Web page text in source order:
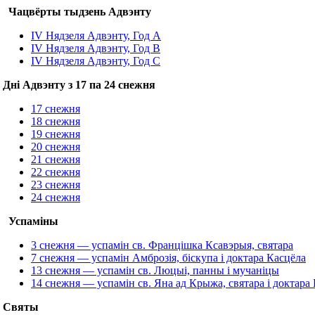
Чацвёрты тыдзень Адвэнту
ІV Нядзеля Адвэнту, Год A
IV Нядзеля Адвэнту, Год B
ІV Нядзеля Адвэнту, Год С
Дні Адвэнту з 17 па 24 снежня
17 снежня
18 снежня
19 снежня
20 снежня
21 снежня
22 снежня
23 снежня
24 снежня
Успаміны
3 снежня — успамін св. Францішка Ксавэрыя, святара
7 снежня — успамін Амброзія, біскупа і доктара Касцёла
13 снежня — успамін св. Люцыі, панны і мучаніцы
14 снежня — успамін св. Яна ад Крыжа, святара і доктара
Святы